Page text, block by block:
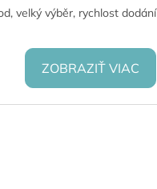
velký výběr, rychlost dodání
ZOBRAZIŤ VIAC